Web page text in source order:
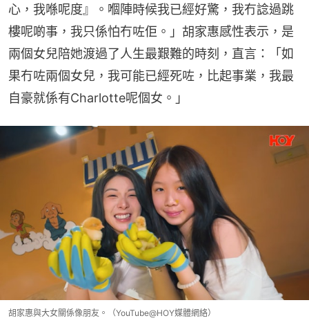
心，我喺呢度』。嗰陣時候我已經好驚，我冇諗過跳
樓呢啲事，我只係怕冇咗佢。」胡家惠感性表示，是
兩個女兒陪她渡過了人生最艱難的時刻，直言：「如
果冇咗兩個女兒，我可能已經死咗，比起事業，我最
自豪就係有Charlotte呢個女。」
胡家惠與大女關係像朋友。（YouTube@HOY媒體網絡）